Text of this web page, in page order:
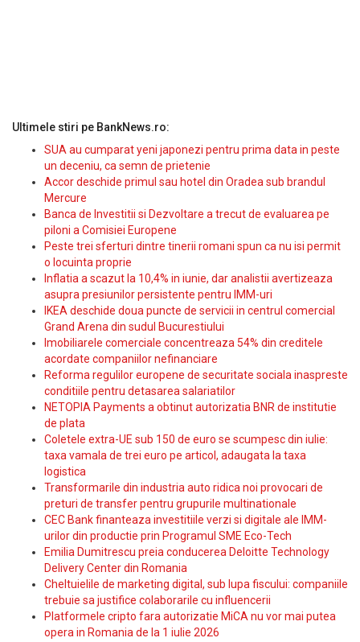
Ultimele stiri pe BankNews.ro:
SUA au cumparat yeni japonezi pentru prima data in peste
un deceniu, ca semn de prietenie
Accor deschide primul sau hotel din Oradea sub brandul
Mercure
Banca de Investitii si Dezvoltare a trecut de evaluarea pe
piloni a Comisiei Europene
Peste trei sferturi dintre tinerii romani spun ca nu isi permit
o locuinta proprie
Inflatia a scazut la 10,4% in iunie, dar analistii avertizeaza
asupra presiunilor persistente pentru IMM-uri
IKEA deschide doua puncte de servicii in centrul comercial
Grand Arena din sudul Bucurestiului
Imobiliarele comerciale concentreaza 54% din creditele
acordate companiilor nefinanciare
Reforma regulilor europene de securitate sociala inaspreste
conditiile pentru detasarea salariatilor
NETOPIA Payments a obtinut autorizatia BNR de institutie
de plata
Coletele extra-UE sub 150 de euro se scumpesc din iulie:
taxa vamala de trei euro pe articol, adaugata la taxa
logistica
Transformarile din industria auto ridica noi provocari de
preturi de transfer pentru grupurile multinationale
CEC Bank finanteaza investitiile verzi si digitale ale IMM-
urilor din productie prin Programul SME Eco-Tech
Emilia Dumitrescu preia conducerea Deloitte Technology
Delivery Center din Romania
Cheltuielile de marketing digital, sub lupa fiscului: companiile
trebuie sa justifice colaborarile cu influencerii
Platformele cripto fara autorizatie MiCA nu vor mai putea
opera in Romania de la 1 iulie 2026